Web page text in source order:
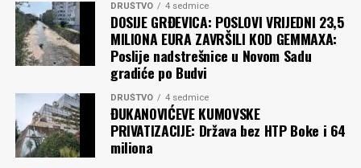
DRUŠTVO 4 sedmice
DOSIJE GRĐEVICA: POSLOVI VRIJEDNI 23,5
MILIONA EURA ZAVRŠILI KOD GEMMAXA:
Poslije nadstrešnice u Novom Sadu
gradiće po Budvi
DRUŠTVO 4 sedmice
ĐUKANOVIĆEVE KUMOVSKE
PRIVATIZACIJE: Država bez HTP Boke i 64
miliona